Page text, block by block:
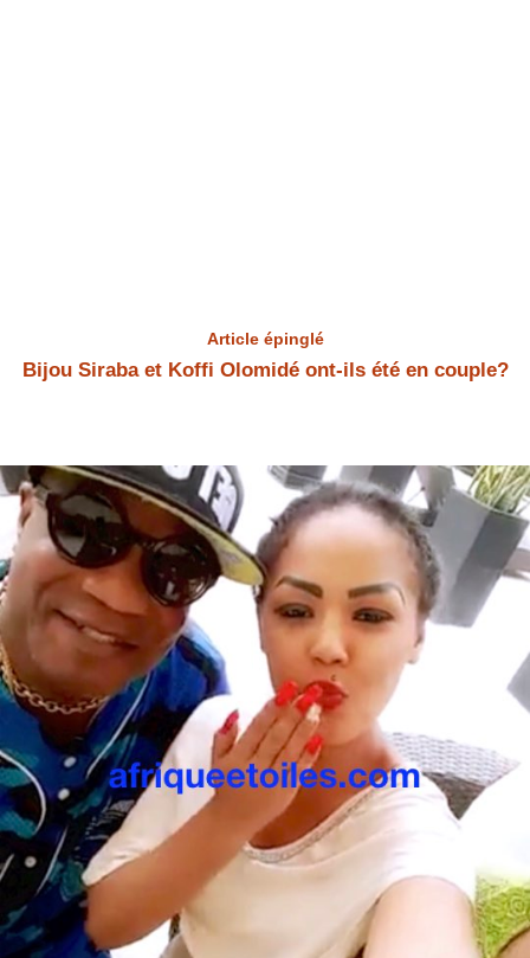
Article épinglé
Bijou Siraba et Koffi Olomidé ont-ils été en couple?